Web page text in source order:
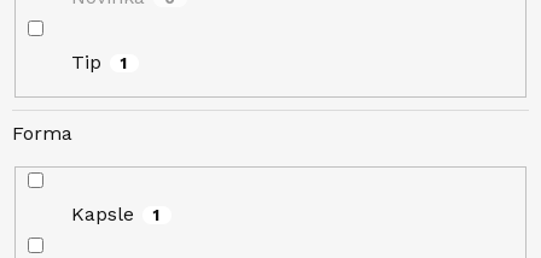
Tip 1
Forma
Kapsle 1